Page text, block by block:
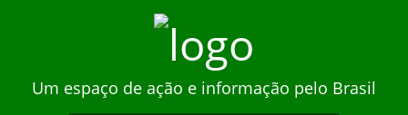
Um espaço de ação e informação pelo Brasil